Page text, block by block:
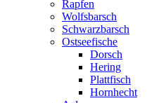
Rapfen
Wolfsbarsch
Schwarzbarsch
Ostseefische
Dorsch
Hering
Plattfisch
Hornhecht